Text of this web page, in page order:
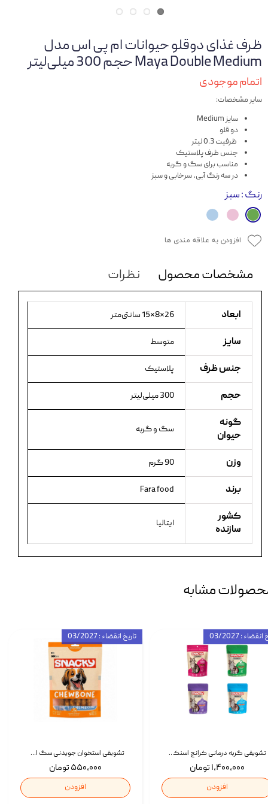
ظرف غذای دوقلو حیوانات ام پی اس مدل
Maya Double Medium حجم 300 میلی‌لیتر
اتمام موجودی
سایر مشخصات:
سایز Medium
دو قلو
ظرفیت 0.3 لیتر
جنس ظرف پلاستیک
مناسب برای سگ و گربه
در سه رنگ آبی، سرخابی و سبز
رنگ: سبز
افزودن به علاقه مندی ها
مشخصات محصول نظرات
ابعاد 26×8×15 سانتی‌متر
سایز متوسط
جنس ظرف پلاستیک
حجم 300 میلی‌لیتر
گونه
حیوان
سگ و گربه
وزن 90 گرم
برند Fara food
کشور
سازنده
ایتالیا
مشابه
تشویقی استخوان جویدنی سگ اسنکی کرانچی با طعم مرغ Snacky Crunchy Munchy وزن 100 گرم
۵۵۰,۰۰۰ تومان
افزودن
تاریخ انقضاء : 03/2027
تشویقی گربه درمانی کرانچ اسنکی با طعم میکس Snacky Crunch Cat Treats وزن 60 گرم بسته 4 عددی
۱,۴۰۰,۰۰۰ تومان
افزودن
: 03/2027